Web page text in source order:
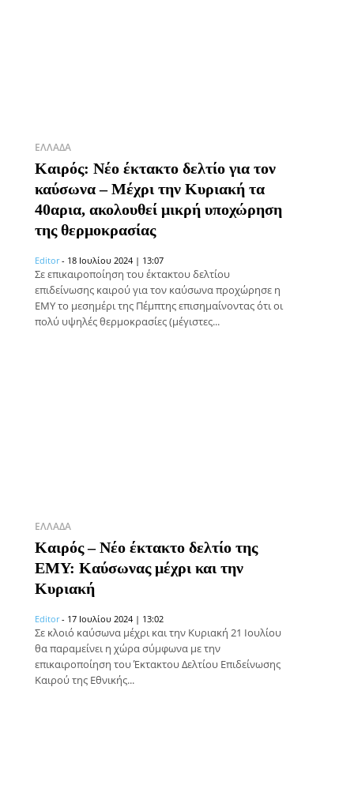
ΕΛΛΆΔΑ
Καιρός: Νέο έκτακτο δελτίο για τον
καύσωνα – Μέχρι την Κυριακή τα
40αρια, ακολουθεί μικρή υποχώρηση
της θερμοκρασίας
Editor - 18 Ιουλίου 2024 | 13:07
Σε επικαιροποίηση του έκτακτου δελτίου
επιδείνωσης καιρού για τον καύσωνα προχώρησε η
ΕΜΥ το μεσημέρι της Πέμπτης επισημαίνοντας ότι οι
πολύ υψηλές θερμοκρασίες (μέγιστες...
ΕΛΛΆΔΑ
Καιρός – Νέο έκτακτο δελτίο της
ΕΜΥ: Καύσωνας μέχρι και την
Κυριακή
Editor - 17 Ιουλίου 2024 | 13:02
Σε κλοιό καύσωνα μέχρι και την Κυριακή 21 Ιουλίου
θα παραμείνει η χώρα σύμφωνα με την
επικαιροποίηση του Έκτακτου Δελτίου Επιδείνωσης
Καιρού της Εθνικής...